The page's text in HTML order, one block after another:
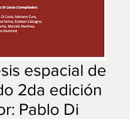
espacial de
2da edición
Pablo Di